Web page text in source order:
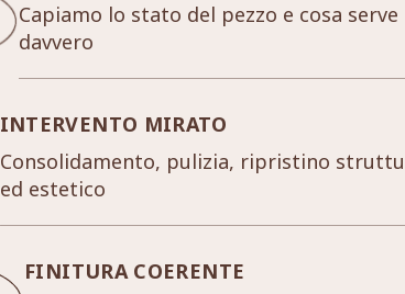
Capiamo lo stato del pezzo e cosa serve
davvero
INTERVENTO MIRATO
Consolidamento, pulizia, ripristino
ed estetico
FINITURA COERENTE